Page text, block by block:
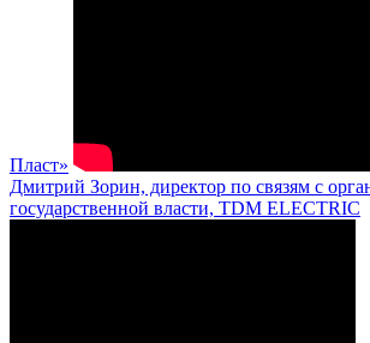
Пласт»
Дмитрий Зорин, директор по связям с
государственной власти, TDM ELECTRIC